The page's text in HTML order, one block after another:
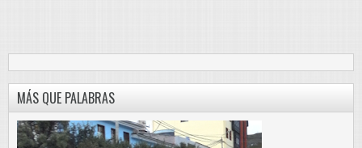
MÁS QUE PALABRAS